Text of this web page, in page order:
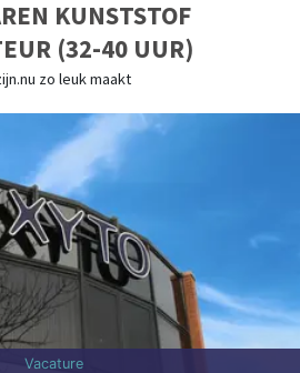
KUNSTSTOF
(32-40 UUR)
zo leuk maakt
Vacature